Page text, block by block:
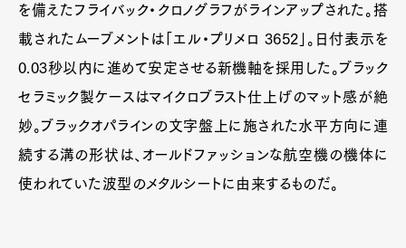
Art&Design WatchFashion
を備えたフライバック・クロノグラフがラインアップされた。搭
載されたムーブメントは「エル・プリメロ 3652」。日付表示を
0.03秒以内に進めて安定させる新機軸を採用した。ブラック
セラミック製ケースはマイクロブラスト仕上げのマット感が絶
妙。ブラックオパラインの文字盤上に施された水平方向に連
続する溝の形状は、オールドファッションな航空機の機体に
使われていた波型のメタルシートに由来するものだ。